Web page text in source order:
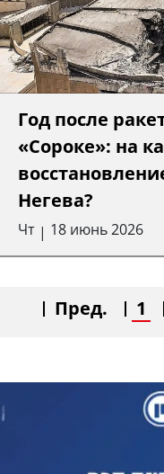
Год после
«Сороке»: на
Негева?
Чт | 18 июнь 2026
Пред. 1